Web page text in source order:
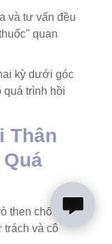
và tư vấn đều
quan
kỳ dưới góc
quá trình hồi
Thân
then chốt,
trách và cô